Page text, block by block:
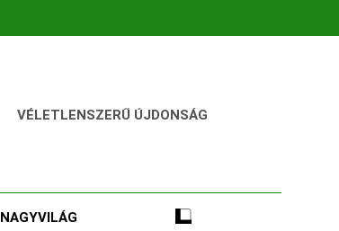
VÉLETLENSZERŰ ÚJDONSÁG
NAGYVILÁG